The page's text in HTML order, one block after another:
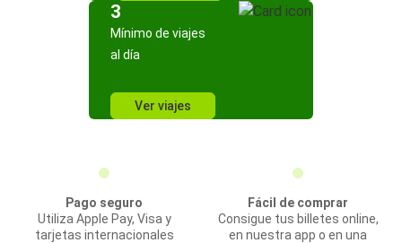
3
Mínimo de viajes
al día
Ver viajes
Pago seguro
Utiliza Apple Pay, Visa y
tarjetas internacionales
Fácil de comprar
Consigue tus billetes online,
en nuestra app o en una